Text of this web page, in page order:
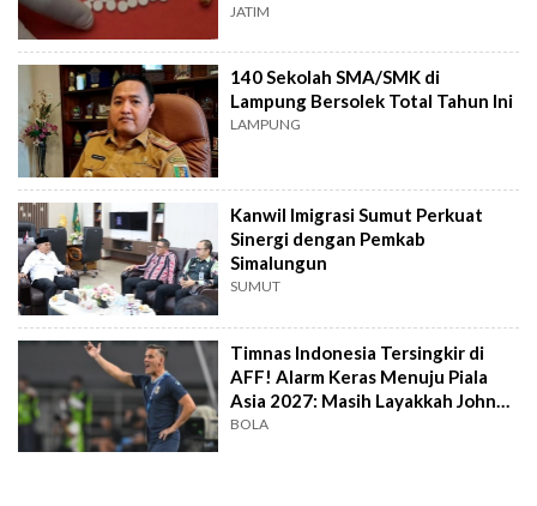
JATIM
140 Sekolah SMA/SMK di
Lampung Bersolek Total Tahun Ini
LAMPUNG
Kanwil Imigrasi Sumut Perkuat
Sinergi dengan Pemkab
Simalungun
SUMUT
Timnas Indonesia Tersingkir di
AFF! Alarm Keras Menuju Piala
Asia 2027: Masih Layakkah John
Herdman?
BOLA